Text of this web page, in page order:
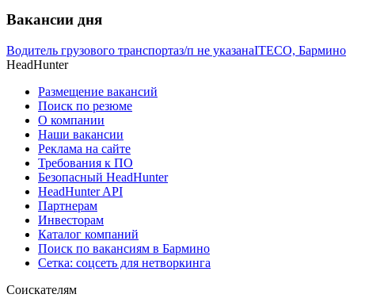
Вакансии дня
Водитель грузового транспортаз/п не указанаITECO, Бармино
HeadHunter
Размещение вакансий
Поиск по резюме
О компании
Наши вакансии
Реклама на сайте
Требования к ПО
Безопасный HeadHunter
HeadHunter API
Партнерам
Инвесторам
Каталог компаний
Поиск по вакансиям в Бармино
Сетка: соцсеть для нетворкинга
Соискателям